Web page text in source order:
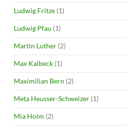
Ludwig Fritze (1)
Ludwig Pfau (1)
Martin Luther (2)
Max Kalbeck (1)
Maximilian Bern (2)
Meta Heusser-Schweizer (1)
Mia Holm (2)